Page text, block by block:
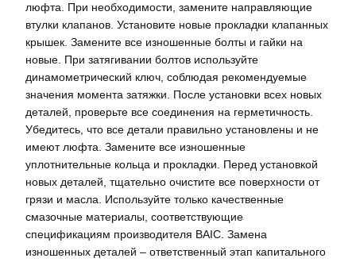
люфта. При необходимости, замените направляющие
втулки клапанов. Установите новые прокладки клапанных
крышек. Замените все изношенные болты и гайки на
новые. При затягивании болтов используйте
динамометрический ключ, соблюдая рекомендуемые
значения момента затяжки. После установки всех новых
деталей, проверьте все соединения на герметичность.
Убедитесь, что все детали правильно установлены и не
имеют люфта. Замените все изношенные
уплотнительные кольца и прокладки. Перед установкой
новых деталей, тщательно очистите все поверхности от
грязи и масла. Используйте только качественные
смазочные материалы, соответствующие
спецификациям производителя BAIC. Замена
изношенных деталей – ответственный этап капитального